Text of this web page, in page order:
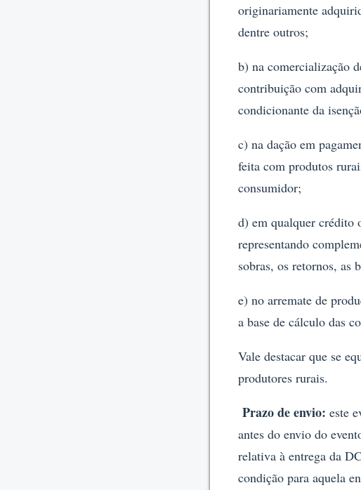
originariamente
dentre outros;
b) na comercialização
contribuição com
condicionante da
c) na dação em
feita com produtos
consumidor;
d) em qualquer crédito
representando
sobras, os retornos, as
e) no arremate de
a base de cálculo das
Vale destacar que se
produtores rurais.
Prazo de envio: este
antes do envio do
relativa à entrega da
condição para aquela